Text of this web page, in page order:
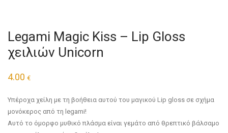
Legami Magic Kiss – Lip Gloss
χειλιών Unicorn
4.00 €
Yπέροχα χείλη με τη βοήθεια αυτού του μαγικού Lip gloss σε σχήμα
μονόκερος από τη legami!
Αυτό το όμορφο μυθικό πλάσμα είναι γεμάτο από θρεπτικό βάλσαμο